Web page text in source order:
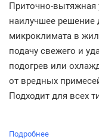
Приточно-вытяжная
наилучшее решение
микроклимата в
подачу свежего и
подогрев или
от вредных
Подходит для всех
Подробнее